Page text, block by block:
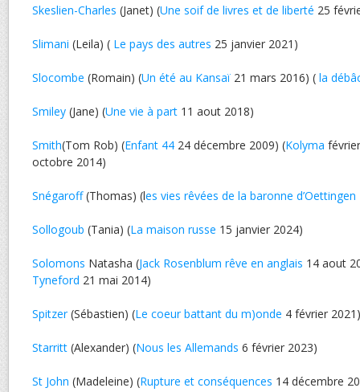
Skeslien-Charles (Janet) (Une soif de livres et de liberté 25
Slimani (Leila) ( Le pays des autres 25 janvier 2021)
Slocombe (Romain) (Un été au Kansaï 21 mars 2016) ( la
Smiley (Jane) (Une vie à part 11 aout 2018)
Smith(Tom Rob) (Enfant 44 24 décembre 2009) (Kolyma
octobre 2014)
Snégaroff(Thomas) (les vies rêvées de la baronne d’Oettingen
Sollogoub (Tania) (La maison russe 15 janvier 2024)
Solomons Natasha (Jack Rosenblum rêve en anglais 14 aout
Tyneford 21 mai 2014)
Spitzer(Sébastien) (Le coeur battant du m)onde 4 février 2021)
Starritt (Alexander) (Nous les Allemands 6 février 2023)
St John (Madeleine) (Rupture et conséquences 14 décembre